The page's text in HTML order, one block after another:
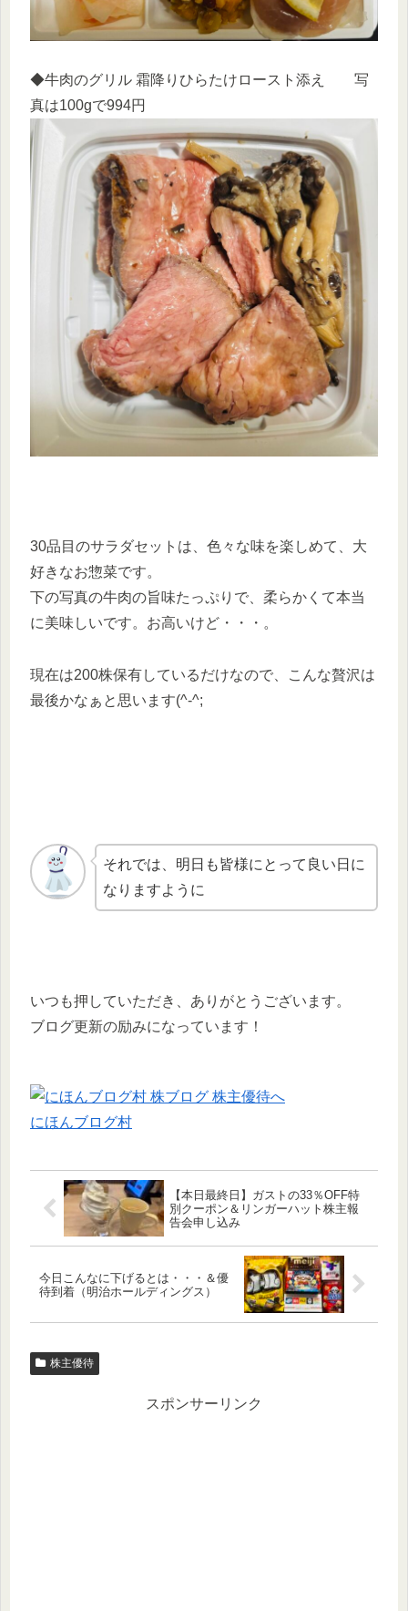
◆牛肉のグリル 霜降りひらたけロースト添え 写
真は100gで994円
30品目のサラダセットは、色々な味を楽しめて、大
好きなお惣菜です。
下の写真の牛肉の旨味たっぷりで、柔らかくて本当
に美味しいです。お高いけど・・・。
現在は200株保有しているだけなので、こんな贅沢は
最後かなぁと思います(^-^;
それでは、明日も皆様にとって良い日に
なりますように
いつも押していただき、ありがとうございます。
ブログ更新の励みになっています！
にほんブログ村
【本日最終日】ガストの33％OFF特
別クーポン＆リンガーハット株主報
告会申し込み
今日こんなに下げるとは・・・＆優
待到着（明治ホールディングス）
株主優待
スポンサーリンク